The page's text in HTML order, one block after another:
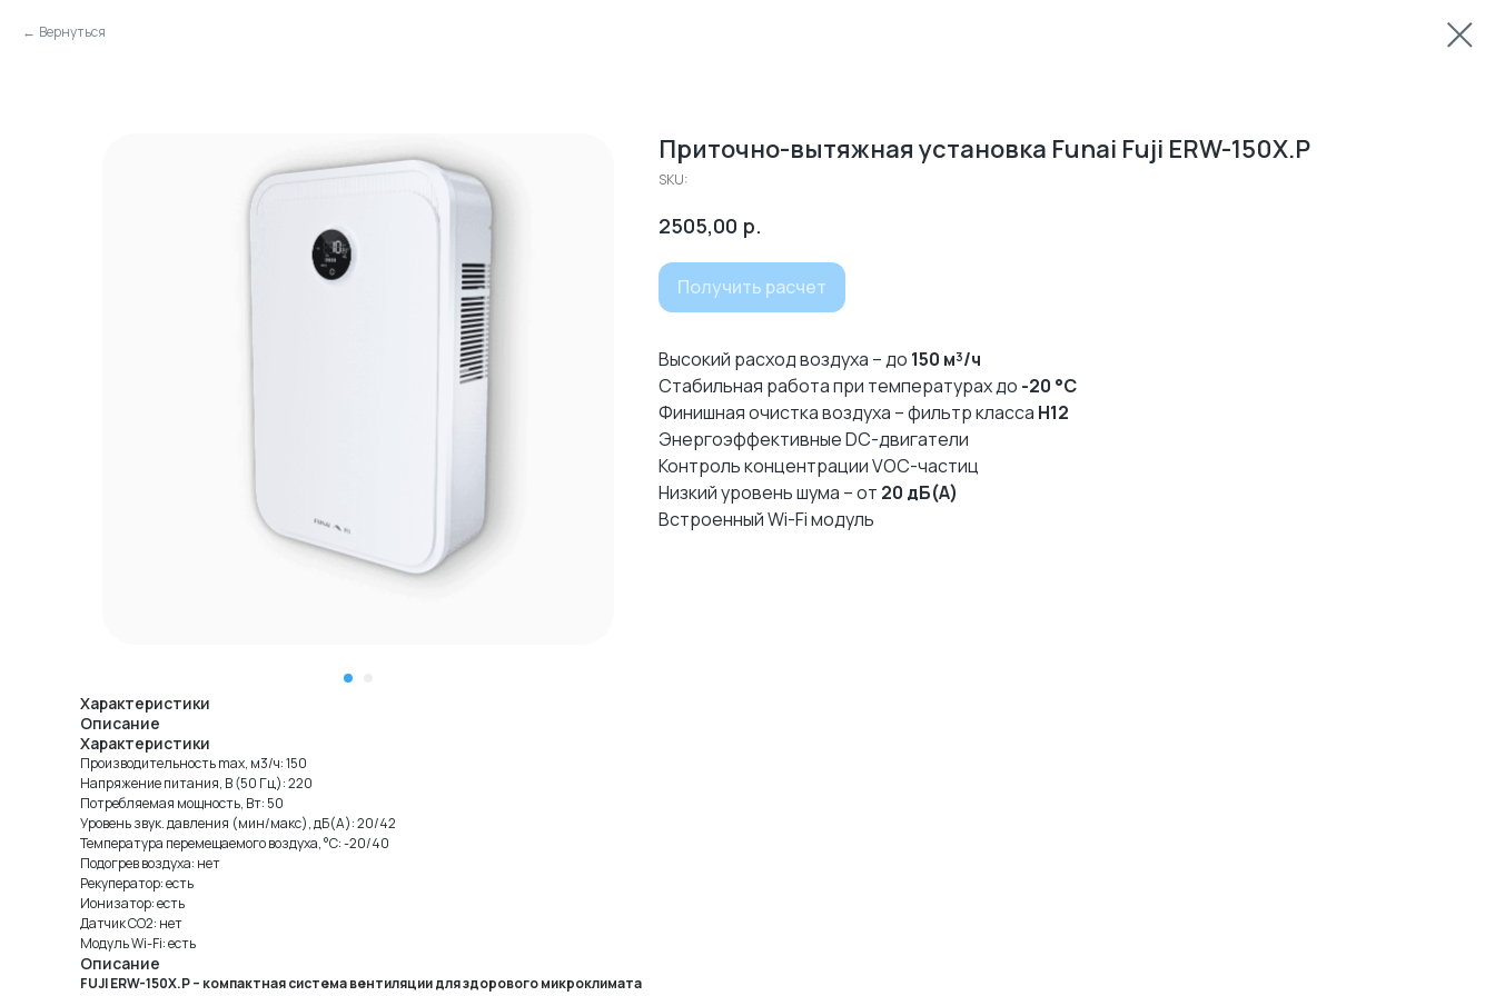
Вернуться
Приточно-вытяжная установка Funai Fuji ERW-150X.P
SKU:
2505,00 р.
Получить расчет
Высокий расход воздуха – до 150 м³/ч
Стабильная работа при температурах до -20 °C
Финишная очистка воздуха – фильтр класса H12
Энергоэффективные DC-двигатели
Контроль концентрации VOC-частиц
Низкий уровень шума – от 20 дБ(А)
Встроенный Wi-Fi модуль
Характеристики
Описание
Характеристики
Производительность max, м3/ч: 150
Напряжение питания, В (50 Гц): 220
Потребляемая мощность, Вт: 50
Уровень звук. давления (мин/макс), дБ(А): 20/42
Температура перемещаемого воздуха, °С: -20/40
Подогрев воздуха: нет
Рекуператор: есть
Ионизатор: есть
Датчик CO2: нет
Модуль Wi-Fi: есть
Описание
FUJI ERW-150X.P – компактная система вентиляции для здорового микроклимата